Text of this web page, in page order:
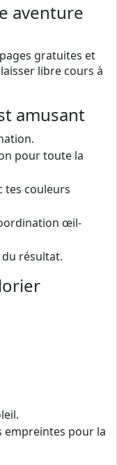
aventure
gratuites et
libre cours à
amusant
pour toute la
tes couleurs
œil-
résultat.
empreintes pour la